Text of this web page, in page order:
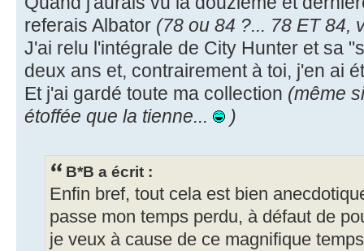
referais Albator (78 ou 84 ?... 78 ET 84,
J'ai relu l'intégrale de City Hunter et sa
deux ans et, contrairement à toi, j'en ai
Et j'ai gardé toute ma collection (même
étoffée que la tienne...
)
B*B a écrit :
Enfin bref, tout cela est bien
passe mon temps perdu, à défaut de
je veux à cause de ce magnifique